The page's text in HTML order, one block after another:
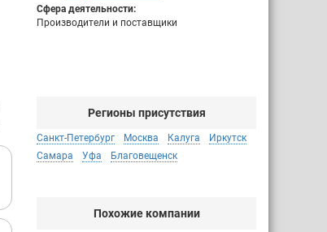
Сфера деятельности:
Производители и поставщики
Регионы присутствия
Санкт-Петербург Москва Калуга
Иркутск
Самара
Уфа Благовещенск
Похожие компании